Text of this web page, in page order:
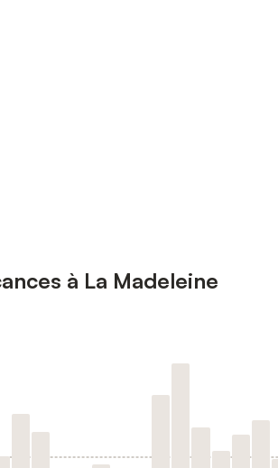
à La Madeleine